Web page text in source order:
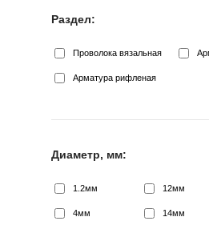
Раздел:
Проволока вязальная
Арматура рифленая
Диаметр, мм:
1.2мм
4мм
12мм
14мм